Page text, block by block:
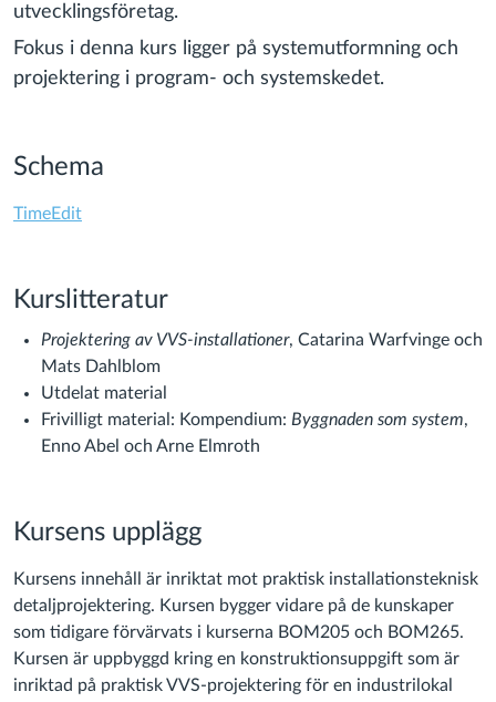
utvecklingsföretag.
Fokus i denna kurs ligger på systemutformning och
projektering i program- och systemskedet.
Schema
TimeEdit
Kurslitteratur
Projektering av VVS-installationer, Catarina Warfvinge och
Mats Dahlblom
Utdelat material
Frivilligt material: Kompendium: Byggnaden som system,
Enno Abel och Arne Elmroth
Kursens upplägg
Kursens innehåll är inriktat mot praktisk installationsteknisk
detaljprojektering. Kursen bygger vidare på de kunskaper
som tidigare förvärvats i kurserna BOM205 och BOM265.
Kursen är uppbyggd kring en konstruktions­uppgift som är
inriktad på praktisk VVS-projektering för en industrilokal